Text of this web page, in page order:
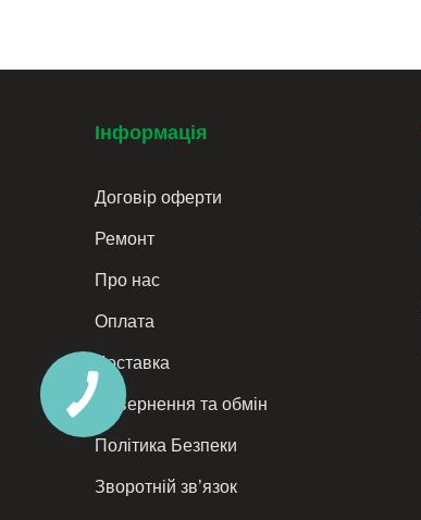
Інформація
Договiр оферти
Ремонт
Про нас
Оплата
Доставка
Повернення та обмін
Політика Безпеки
Зворотній зв’язок